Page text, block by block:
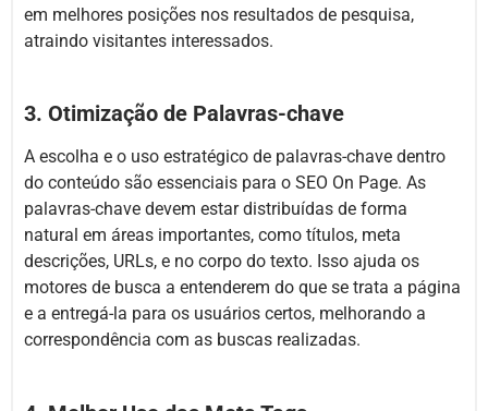
em melhores posições nos resultados de pesquisa,
atraindo visitantes interessados.
3. Otimização de Palavras-chave
A escolha e o uso estratégico de palavras-chave dentro
do conteúdo são essenciais para o SEO On Page. As
palavras-chave devem estar distribuídas de forma
natural em áreas importantes, como títulos, meta
descrições, URLs, e no corpo do texto. Isso ajuda os
motores de busca a entenderem do que se trata a página
e a entregá-la para os usuários certos, melhorando a
correspondência com as buscas realizadas.